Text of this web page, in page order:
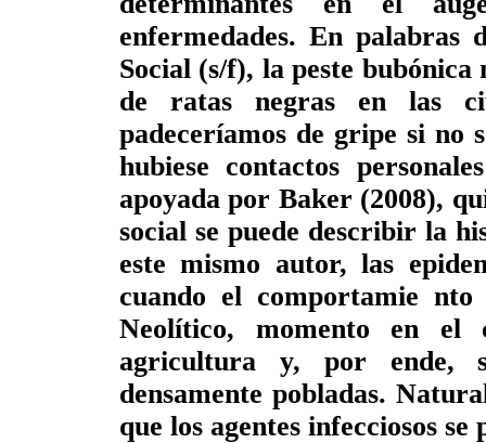
enfermedades. En palabras
Social (s/f), la peste
de ratas negras en las
padeceríamos de gripe si no
hubiese contactos
apoyada por Baker (2008),
social se puede describir la
este mismo autor, las
cuando el comportamie
Neolítico, momento en el
agricultura y, por ende,
densamente pobladas.
que los agentes infecciosos